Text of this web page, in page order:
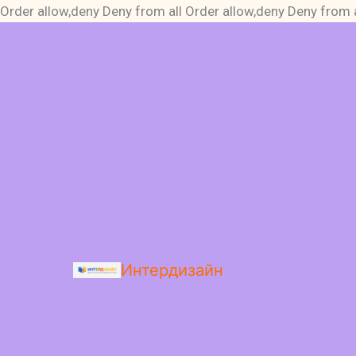
Order allow,deny Deny from all Order allow,deny Deny from
Интердизайн